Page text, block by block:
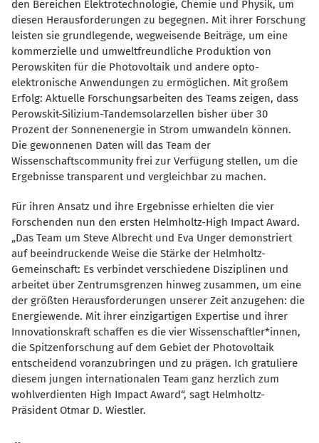
den Bereichen Elektrotechnologie, Chemie und Physik, um
diesen Herausforderungen zu begegnen. Mit ihrer Forschung
leisten sie grundlegende, wegweisende Beiträge, um eine
kommerzielle und umweltfreundliche Produktion von
Perowskiten für die Photovoltaik und andere opto-
elektronische Anwendungen zu ermöglichen. Mit großem
Erfolg: Aktuelle Forschungsarbeiten des Teams zeigen, dass
Perowskit-Silizium-Tandemsolarzellen bisher über 30
Prozent der Sonnenenergie in Strom umwandeln können.
Die gewonnenen Daten will das Team der
Wissenschaftscommunity frei zur Verfügung stellen, um die
Ergebnisse transparent und vergleichbar zu machen.
Für ihren Ansatz und ihre Ergebnisse erhielten die vier
Forschenden nun den ersten Helmholtz-High Impact Award.
Das Team um Steve Albrecht und Eva Unger demonstriert
auf beeindruckende Weise die Stärke der Helmholtz-
Gemeinschaft: Es verbindet verschiedene Disziplinen und
arbeitet über Zentrumsgrenzen hinweg zusammen, um eine
der größten Herausforderungen unserer Zeit anzugehen: die
Energiewende. Mit ihrer einzigartigen Expertise und ihrer
Innovationskraft schaffen es die vier Wissenschaftler*innen,
die Spitzenforschung auf dem Gebiet der Photovoltaik
entscheidend voranzubringen und zu prägen. Ich gratuliere
diesem jungen internationalen Team ganz herzlich zum
wohlverdienten High Impact Award“, sagt Helmholtz-
Präsident Otmar D. Wiestler.